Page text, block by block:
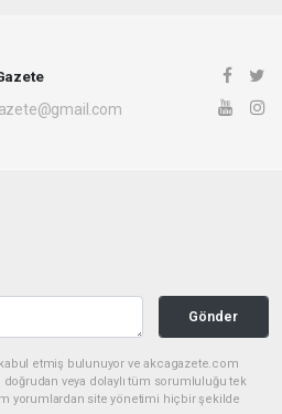
Gönder
kabul etmiş bulunuyor ve akcagazete.com
doğrudan veya dolaylı tüm sorumluluğu tek
yorumlardan site yönetimi hiçbir şekilde